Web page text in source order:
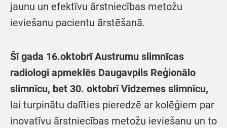
jaunu un efektīvu ārstniecības metožu
ieviešanu pacientu ārstēšanā.
Šī gada 16.oktobrī Austrumu slimnīcas
radiologi apmeklēs Daugavpils Reģionālo
slimnīcu, bet 30. oktobrī Vidzemes slimnīcu,
lai turpinātu dalīties pieredzē ar kolēģiem par
inovatīvu ārstniecības metožu ieviešanu un to